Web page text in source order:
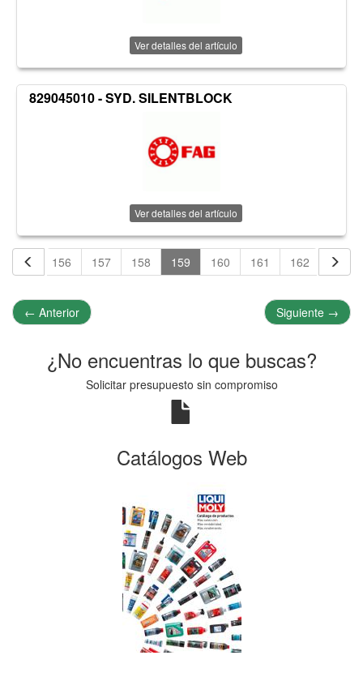
Ver detalles del artículo
829045010 - SYD. SILENTBLOCK
Ver detalles del artículo
155 156 157 158 159 160 161 162 163
← Anterior Siguiente →
¿No encuentras lo que buscas?
Solicitar presupuesto sin compromiso
Catálogos Web